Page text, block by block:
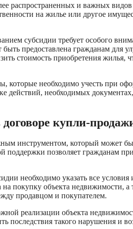
распространенных и важных
на жилье или другое
субсидии требует особого
быть предоставлена гражданам
стоимость приобретения жилья,
которые необходимо учесть при
действий, необходимых
купли-
инструментом, который может
поддержки позволяет гражданам
необходимо указать все условия
на покупку объекта недвижимости,
продавцом и покупателем.
реализации объекта
последствия такого нарушения и